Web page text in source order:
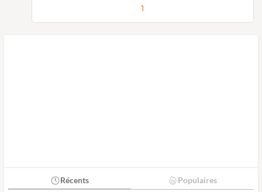
1
Récents Populaires